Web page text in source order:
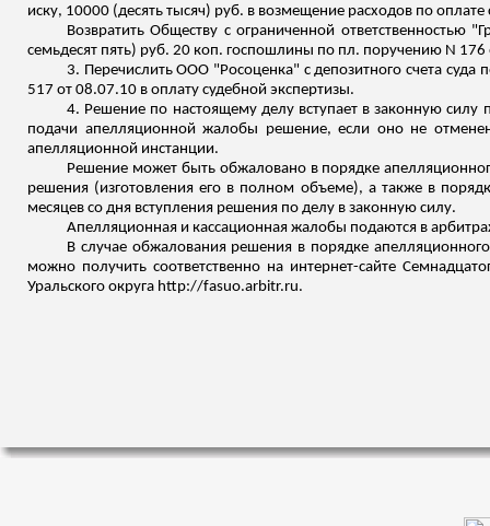
иску, 10000 (десять тысяч) руб. в возмещение расходов по оплате
Возвратить Обществу с ограниченной
семьдесят пять) руб. 20 коп. госпошлины по пл. поручению N 176
3. Перечислить ООО "Росоценка" с депозитного счета
517 от 08.07.10 в оплату судебной экспертизы.
4. Решение по настоящему делу вступает в законную силу
подачи апелляционной жалобы решение, если оно не
апелляционной инстанции.
Решение может быть обжаловано в порядке
решения (изготовления его в полном объеме), а также в
месяцев со дня вступления решения по делу в законную силу.
Апелляционная и кассационная жалобы подаются в
В случае обжалования решения в порядке
можно получить соответственно на интернет-сайте
Уральского округа http://fasuo.arbitr.ru.